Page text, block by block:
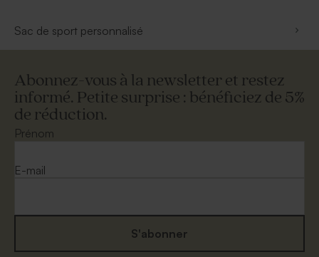
Sac de sport personnalisé
Abonnez-vous à la newsletter et restez
informé. Petite surprise : bénéficiez de 5%
de réduction.
Prénom
E-mail
S'abonner